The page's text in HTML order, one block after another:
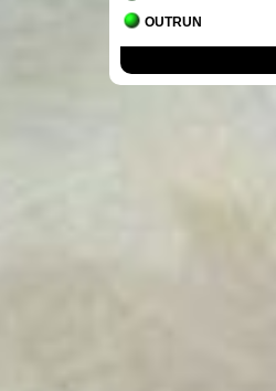
OUTRUN
INTERNATIONAL 3D
AFTER BURNER